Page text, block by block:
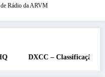
Rádio da ARVM
DXCC – Classificação estações